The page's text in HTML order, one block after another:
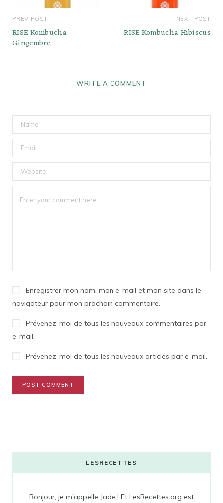
PREV POST
RISE Kombucha
Gingembre
NEXT POST
RISE Kombucha Hibiscus
WRITE A COMMENT
Enregistrer mon nom, mon e-mail et mon site dans le
navigateur pour mon prochain commentaire.
Prévenez-moi de tous les nouveaux commentaires par
e-mail.
Prévenez-moi de tous les nouveaux articles par e-mail.
LESRECETTES
Bonjour, je m'appelle Jade ! Et LesRecettes.org est